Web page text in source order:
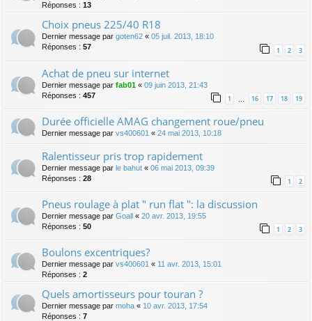
Réponses : 13
Choix pneus 225/40 R18
Dernier message par goten62 « 05 juil. 2013, 18:10
Réponses : 57 1 2 3
Achat de pneu sur internet
Dernier message par fab01 « 09 juin 2013, 21:43
Réponses : 457 1 16 17 18 19
Durée officielle AMAG changement roue/pneu
Dernier message par vs400601 « 24 mai 2013, 10:18
Ralentisseur pris trop rapidement
Dernier message par le bahut « 06 mai 2013, 09:39
Réponses : 28 1 2
Pneus roulage à plat " run flat ": la discussion
Dernier message par Goall « 20 avr. 2013, 19:55
Réponses : 50 1 2 3
Boulons excentriques?
Dernier message par vs400601 « 11 avr. 2013, 15:01
Réponses : 2
Quels amortisseurs pour touran ?
Dernier message par moha « 10 avr. 2013, 17:54
Réponses : 7